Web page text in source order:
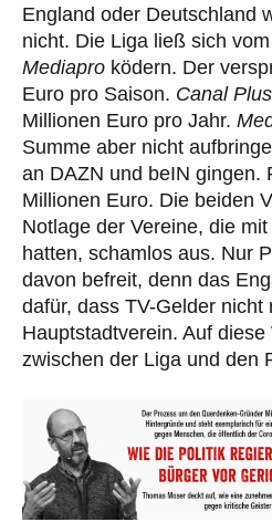
England oder Deutschland
nicht. Die Liga ließ sich
Mediapro ködern. Der
Euro pro Saison. Canal Plus
Millionen Euro pro Jahr.
Summe aber nicht
an DAZN und beIN gingen.
Millionen Euro. Die beiden
Notlage der Vereine, die
hatten, schamlos aus. Nur
davon befreit, denn das
dafür, dass TV-Gelder nicht
Hauptstadtverein. Auf
zwischen der Liga und den